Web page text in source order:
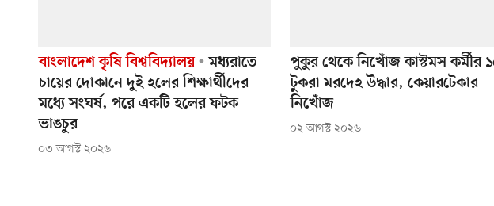
বাংলাদেশ কৃষি বিশ্ববিদ্যালয়
মধ্যরাতে
চায়ের দোকানে দুই হলের শিক্ষার্থীদের
মধ্যে সংঘর্ষ, পরে একটি হলের ফটক
ভাঙচুর
০৩ আগস্ট ২০২৬
পুকুর থেকে নিখোঁজ কাস্টমস কর্মীর
টুকরা মরদেহ উদ্ধার, কেয়ারটেকার
নিখোঁজ
০২ আগস্ট ২০২৬